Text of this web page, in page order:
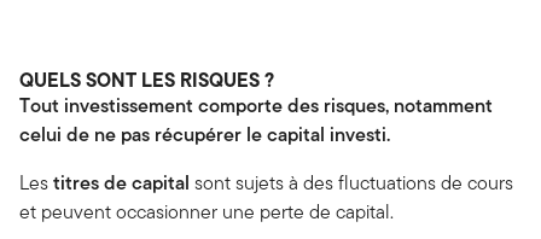
QUELS SONT LES RISQUES ?
Tout investissement comporte des risques, notamment
celui de ne pas récupérer le capital investi.
Lestitres de capital sont sujets à des fluctuations de cours
et peuvent occasionner une perte de capital.